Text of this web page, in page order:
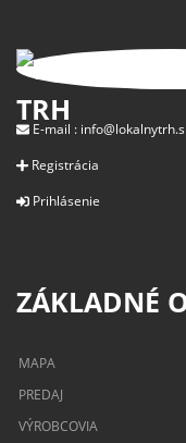
TRH
E-mail :
Registrácia
Prihlásenie
ZÁKLADNÉ
MAPA
PREDAJ
VÝROBCOVIA